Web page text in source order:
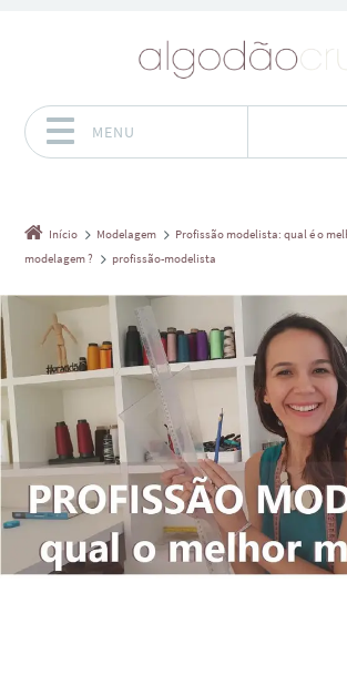
MENU
Início Modelagem
Profissão modelista: qual é o
modelagem ?
profissão-modelista